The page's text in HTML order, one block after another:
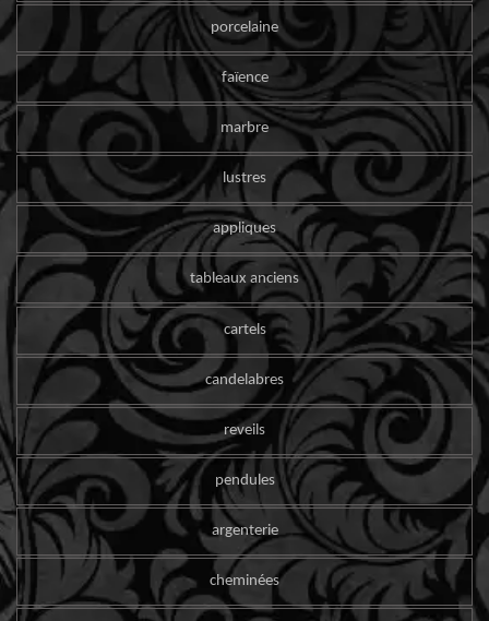
porcelaine
faïence
marbre
lustres
appliques
tableaux anciens
cartels
candelabres
reveils
pendules
argenterie
cheminées